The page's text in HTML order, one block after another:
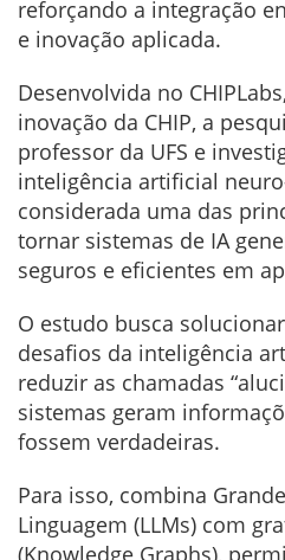
reforçando a integração
e inovação aplicada.
Desenvolvida no
inovação da CHIP, a
professor da UFS e
inteligência artificial
considerada uma das
tornar sistemas de IA
seguros e eficientes em
O estudo busca
desafios da inteligência
reduzir as chamadas
sistemas geram
fossem verdadeiras.
Para isso, combina
Linguagem (LLMs) com
(Knowledge Graphs),